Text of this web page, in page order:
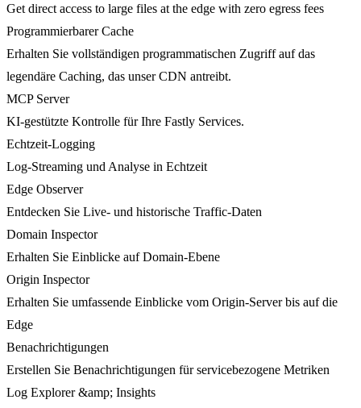
Get direct access to large files at the edge with zero egress fees
Programmierbarer Cache
Erhalten Sie vollständigen programmatischen Zugriff auf das
legendäre Caching, das unser CDN antreibt.
MCP Server
KI-gestützte Kontrolle für Ihre Fastly Services.
Echtzeit-Logging
Log-Streaming und Analyse in Echtzeit
Edge Observer
Entdecken Sie Live- und historische Traffic-Daten
Domain Inspector
Erhalten Sie Einblicke auf Domain-Ebene
Origin Inspector
Erhalten Sie umfassende Einblicke vom Origin-Server bis auf die
Edge
Benachrichtigungen
Erstellen Sie Benachrichtigungen für servicebezogene Metriken
Log Explorer &amp; Insights